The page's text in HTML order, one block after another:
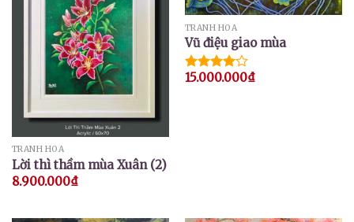
TRANH HOA
Lời thì thầm mùa Xuân (2)
8.900.000₫
TRANH HOA
Vũ điệu giao mùa
Được
15.000.000₫